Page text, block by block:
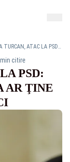
RALUCA TURCAN, ATAC LA PSD: ESTE CA ŞI CUM VULPEA AR ŢINE PREDICI DESPRE PAZNICI
citire
PSD:
AR ŢINE